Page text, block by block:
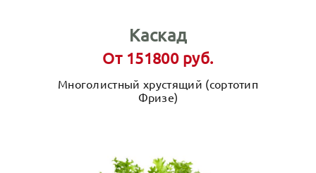
Каскад
От 151800 руб.
Многолистный хрустящий (сортотип
Фризе)